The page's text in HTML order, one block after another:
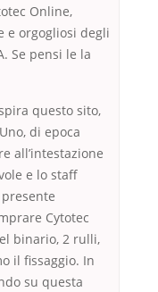
Online,
e orgogliosi degli
Se pensi le la
questo sito,
di epoca
all’intestazione
e lo staff
Cytotec
binario, 2 rulli,
il fissaggio. In
su questa